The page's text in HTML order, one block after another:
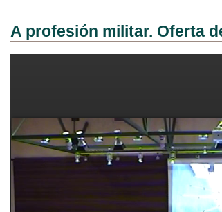
A profesión militar. Oferta